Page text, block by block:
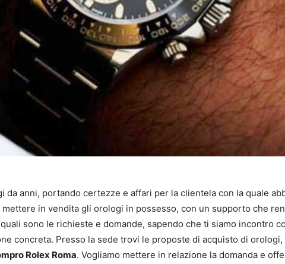
da anni, portando certezze e affari per la clientela con la quale
in vendita gli orologi in possesso, con un supporto che
sono le richieste e domande, sapendo che ti siamo incontro
concreta. Presso la sede trovi le proposte di acquisto di
Rolex Roma. Vogliamo mettere in relazione la domanda e